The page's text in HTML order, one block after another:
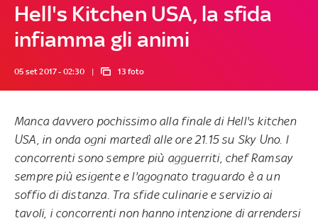
Hell's Kitchen USA, la sfida
infiamma gli animi
05 set 2017 - 02:30 13 foto
Manca davvero pochissimo alla finale di Hell's kitchen
USA , in onda ogni martedìalle ore 21.15su Sky Uno. I
concorrenti sono sempre più agguerriti, chef Ramsay
sempre più esigente e l'agognato traguardo è a un
soffio di distanza. Tra sfide culinarie e servizio ai
tavoli, i concorrenti non hanno intenzione di arrendersi